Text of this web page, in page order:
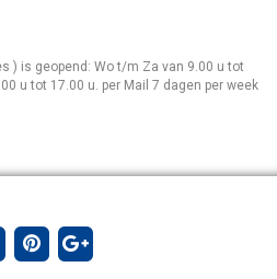
) is geopend: Wo t/m Za van 9.00 u tot
u tot 17.00 u. per Mail 7 dagen per week